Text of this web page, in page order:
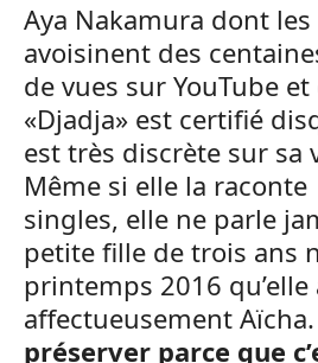
Aya Nakamura dont
avoisinent des
de vues sur YouTube
«Djadja» est certifié
est très discrète sur sa
Même si elle la
singles, elle ne parle
petite fille de trois ans
printemps 2016
affectueusement Aïcha.
préserver parce que